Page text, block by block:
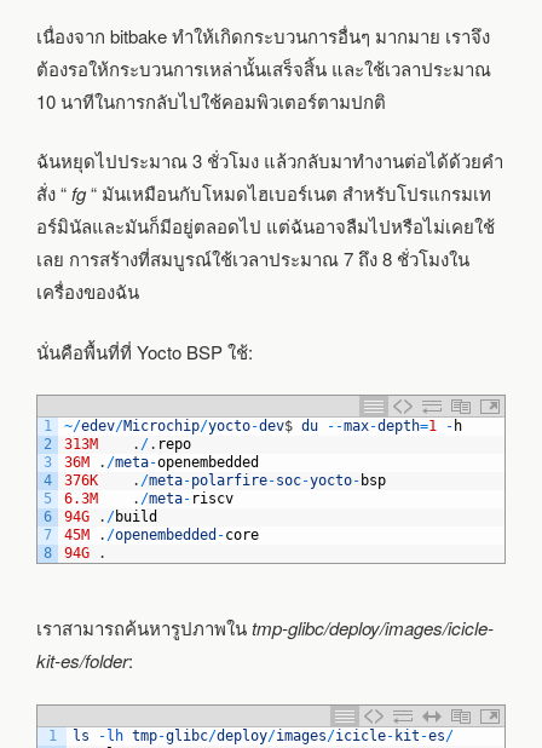
เนื่องจาก bitbake ทำให้เกิดกระบวนการอื่นๆ มากมาย เราจึง
ต้องรอให้กระบวนการเหล่านั้นเสร็จสิ้น และใช้เวลาประมาณ
10 นาทีในการกลับไปใช้คอมพิวเตอร์ตามปกติ
ฉันหยุดไปประมาณ 3 ชั่วโมง แล้วกลับมาทำงานต่อได้ด้วยคำ
สั่ง “ fg“ มันเหมือนกับโหมดไฮเบอร์เนต สำหรับโปรแกรมเท
อร์มินัลและมันก็มีอยู่ตลอดไป แต่ฉันอาจลืมไปหรือไม่เคยใช้
เลย การสร้างที่สมบูรณ์ใช้เวลาประมาณ 7 ถึง 8 ชั่วโมงใน
เครื่องของฉัน
นั่นคือพื้นที่ที่ Yocto BSP ใช้:
1
2
3
4
5
6
7
8
~/edev/Microchip/yocto-dev$ du --max-depth=1 - h
313M
. /. repo
36M
. /meta-openembedded
376K
. /meta-polarfire-soc-yocto- bsp
6.3M
. /meta- riscv
94G
. /build
45M
. /openembedded -core
94G
.
เราสามารถค้นหารูปภาพในtmp-glibc/deploy/images/icicle-
kit-es/folder:
1
ls -lh tmp-glibc/deploy/images/icicle- kit -es/